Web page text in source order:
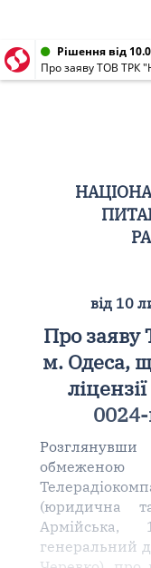
Рішення від
від 10
Про заяву
м. Одеса,
(юридична
генеральний